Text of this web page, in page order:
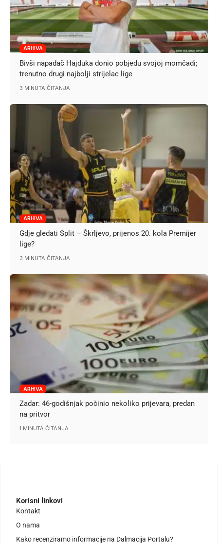
ARHIVA
Bivši napadač Hajduka donio pobjedu svojoj momčadi;
trenutno drugi najbolji strijelac lige
3 MINUTA ČITANJA
ARHIVA
Gdje gledati Split – Škrljevo, prijenos 20. kola Premijer
lige?
3 MINUTA ČITANJA
ARHIVA
Zadar: 46-godišnjak počinio nekoliko prijevara, predan
na pritvor
1 MINUTA ČITANJA
Korisni linkovi
Kontakt
O nama
Kako recenziramo informacije na Dalmacija Portalu?